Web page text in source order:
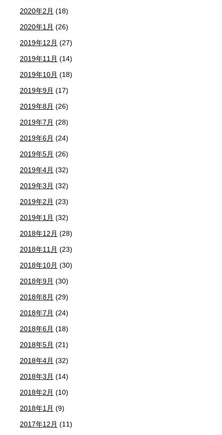
2020年2月 (18)
2020年1月 (26)
2019年12月 (27)
2019年11月 (14)
2019年10月 (18)
2019年9月 (17)
2019年8月 (26)
2019年7月 (28)
2019年6月 (24)
2019年5月 (26)
2019年4月 (32)
2019年3月 (32)
2019年2月 (23)
2019年1月 (32)
2018年12月 (28)
2018年11月 (23)
2018年10月 (30)
2018年9月 (30)
2018年8月 (29)
2018年7月 (24)
2018年6月 (18)
2018年5月 (21)
2018年4月 (32)
2018年3月 (14)
2018年2月 (10)
2018年1月 (9)
2017年12月 (11)